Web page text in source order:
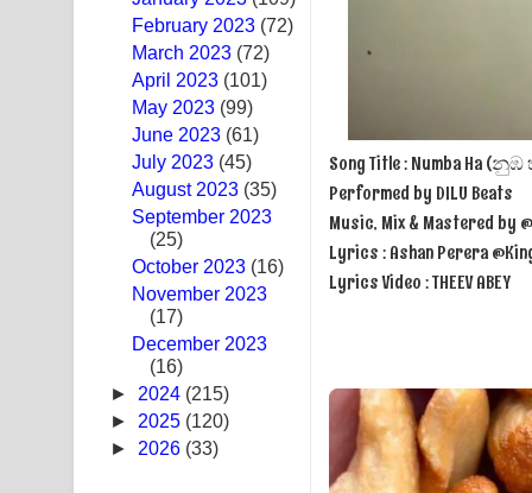
Ras Balan Song Lyrics - රැස් බලන් ගීතයේ පද පෙළ
Hoda sihiyen Song Lyrics - හොද සිහියෙන් ගීතයේ පද
Awanken Song Lyrics - අවංකෙන් ගීතයේ පද පෙළ
Pa Sina Song Lyrics - පෑ සිනා ගීතයේ පද පෙළ
Pemwanthiye Song Lyrics - පෙම්වන්තියේ ගීතයේ
Manobhawa Song Lyrics - මනෝභව ගීතයේ පද පෙළ
Saddeta Denna Song Lyrics - සද්දෙට දෙන්න ගීතයේ
Kaalaya Song Lyrics - කාලය ගීතයේ පද පෙළ
February 2023 (72)
March 2023 (72)
April 2023 (101)
May 2023 (99)
June 2023 (61)
July 2023 (45)
August 2023 (35)
September 2023
(25)
October 2023 (16)
November 2023
(17)
December 2023
(16)
► 2024 (215)
► 2025 (120)
► 2026 (33)
Song Title : Numba Ha (නුඹ
Performed by DILU Beats
Music, Mix & Mastered by
Lyrics : Ashan Perera
Lyrics Video : THEEV ABEY